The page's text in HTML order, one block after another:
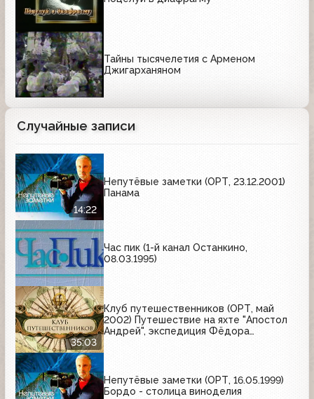
Тайны тысячелетия с Арменом
Джигарханяном
Случайные записи
14:22
Непутёвые заметки (ОРТ, 23.12.2001)
Панама
Час пик (1-й канал Останкино,
08.03.1995)
35:03
Клуб путешественников (ОРТ, май
2002) Путешествие на яхте "Апостол
Андрей", экспедиция Фёдора
Непутёвые заметки (ОРТ, 16.05.1999)
Бордо - столица виноделия